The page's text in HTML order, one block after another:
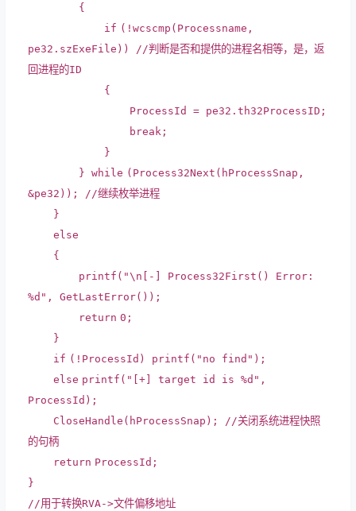
{
if (!wcscmp(Processname,
pe32.szExeFile)) //判断是否和提供的进程名相等，是，返
回进程的ID
{
ProcessId = pe32.th32ProcessID;
break;
}
} while (Process32Next(hProcessSnap,
&pe32)); //继续枚举进程
}
else
{
printf( "\n[-] Process32First() Error:
%d" , GetLastError());
return 0;
}
if (!ProcessId) printf( "no find" );
else printf( "[+] target id is %d" ,
ProcessId);
CloseHandle(hProcessSnap); //关闭系统进程快照
的句柄
return ProcessId;
}
//用于转换RVA->文件偏移地址